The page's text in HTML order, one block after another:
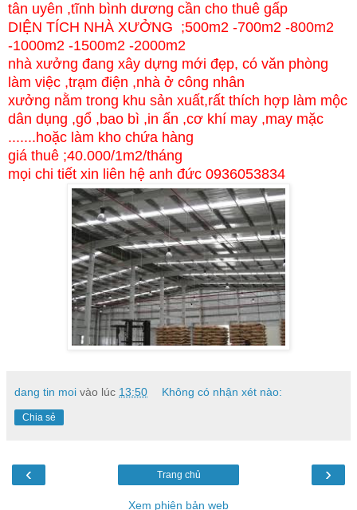
tân uyên ,tĩnh bình dương cần cho thuê gấp
DIỆN TÍCH NHÀ XƯỞNG ;500m2 -700m2 -800m2
-1000m2 -1500m2 -2000m2
nhà xưởng đang xây dựng mới đẹp, có văn phòng
làm việc ,trạm điện ,nhà ở công nhân
xưởng nằm trong khu sản xuất,rất thích hợp làm mộc
dân dụng ,gổ ,bao bì ,in ấn ,cơ khí may ,may mặc
.......hoặc làm kho chứa hàng
giá thuê ;40.000/1m2/tháng
mọi chi tiết xin liên hệ anh đức 0936053834
dang tin moi vào lúc 13:50 Không có nhận xét nào:
Chia sẻ
‹ ›
Trang chủ
Xem phiên bản web